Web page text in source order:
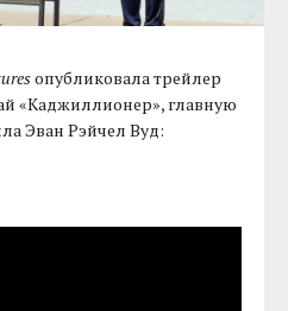
опубликовала трейлер
«Каджиллионер», главную
Эван Рэйчел Вуд: